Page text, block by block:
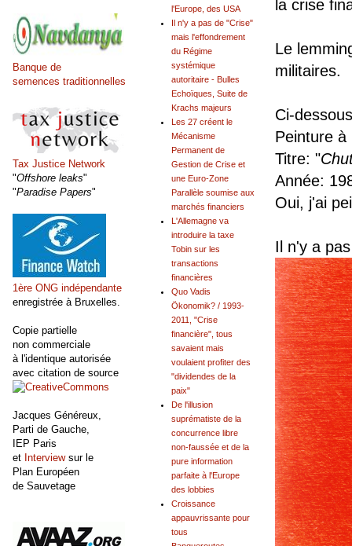
la crise
Le
militaires.
Ci-
Peinture à
Titre: "
Année:
Oui, j'ai
Il n'y a
l'Europe, des USA
Il n'y a pas de "Crise"
mais l'effondrement
du Régime
systémique
autoritaire - Bulles
Echoïques, Suite de
Krachs majeurs
Les 27 créent le
Mécanisme
Permanent de
Gestion de Crise et
une Euro-Zone
Parallèle soumise aux
marchés financiers
L'Allemagne va
introduire la taxe
Tobin sur les
transactions
financières
Quo Vadis
Ökonomik? / 1993-
2011, "Crise
financière", tous
savaient mais
voulaient profiter des
"dividendes de la
paix"
De l'illusion
suprématiste de la
concurrence libre
non-faussée et de la
pure information
parfaite à l'Europe
des lobbies
Croissance
appauvrissante pour
tous
Banque de
semences traditionnelles
Tax Justice Network
"Offshore leaks"
"Paradise Papers"
1ère ONG indépendante
enregistrée à Bruxelles.
Copie partielle
non commerciale
à l'identique autorisée
avec citation de source
Jacques Généreux,
Parti de Gauche,
IEP Paris
et Interviewsur le
Plan Européen
de Sauvetage